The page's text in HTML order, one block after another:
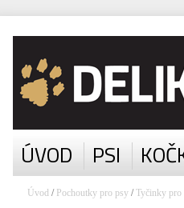
ÚVOD PSI
Úvod / Pochoutky pro psy /Tyčinky pro